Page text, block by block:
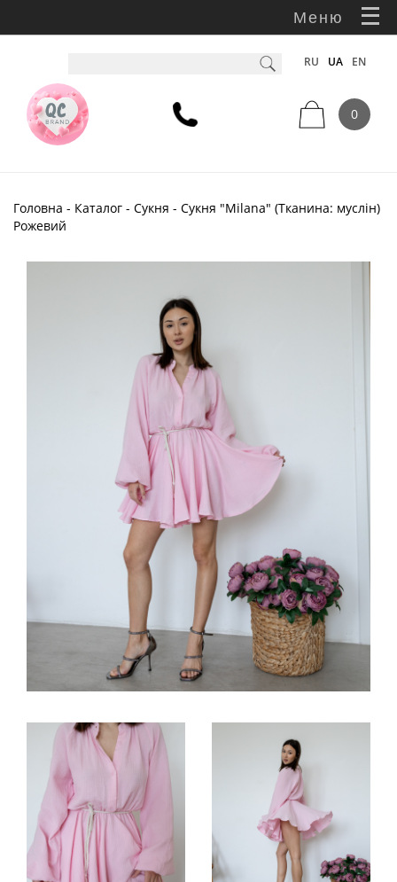
Меню
RU UA EN
0
Головна - Каталог - Сукня - Сукня "Milana" (Тканина: муслін)
Рожевий